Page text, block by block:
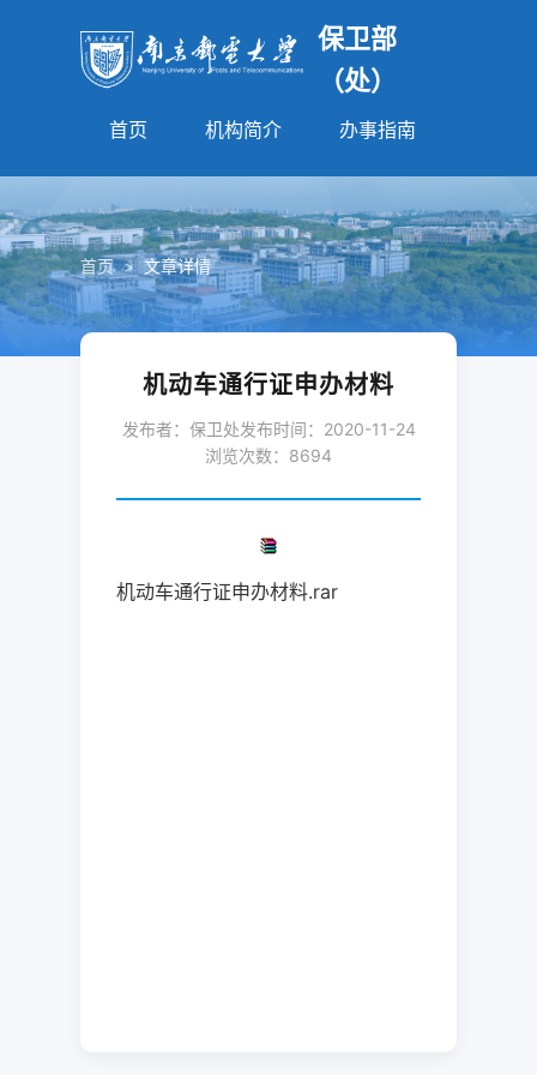
保卫部
（处）
首页 机构简介 办事指南
首页 > 文章详情
机动车通行证申办材料
发布者：保卫处发布时间：2020-11-24
浏览次数： 8694
机动车通行证申办材料.rar